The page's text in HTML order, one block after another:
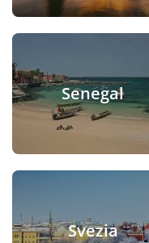
Senegal
Svezia